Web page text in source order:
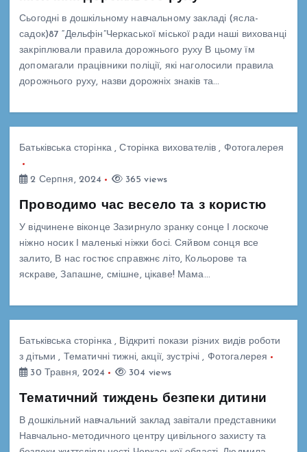
Сьогодні в дошкільному навчальному закладі (ясла-
садок)87 “Дельфін”Черкаської міської ради наші вихованці
закріплювали правила дорожнього руху В цьому їм
допомагали працівники поліції, які наголосили правила
дорожнього руху, назви дорожніх знаків та…
Батьківська сторінка,Сторінка вихователів , Фотогалерея
2 Серпня, 2024 365 views
Проводимо час весело та з користю
У відчинене віконце Зазирнуло зранку сонце І лоскоче
ніжно носик І маленькі ніжки босі. Сяйвом сонця все
залито, В нас гостює справжнє літо, Кольорове та
яскраве, Запашне, смішне, цікаве! Мама…
Батьківська сторінка, Відкриті покази різних видів роботи
з дітьми , Тематичні тижні, акції, зустрічі , Фотогалерея
30 Травня, 2024
304 views
Тематичний тиждень безпеки дитини
В дошкільний навчальний заклад завітали представники
Навчально-методичного центру цивільного захисту та